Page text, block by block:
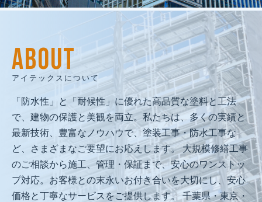
建物再生で
技術と品質で人と地域の未来を守る
「建物再生のプロフェッショナル」として、
社会に必要とされ続ける企業を目指します。
ABOUT
アイテックスについて
「防水性」と「耐候性」に優れた高品質な塗料と工法
で、建物の保護と美観を両立。私たちは、多くの実績と
最新技術、豊富なノウハウで、塗装工事・防水工事な
ど、さまざまなご要望にお応えします。 大規模修繕工事
のご相談から施工、管理・保証まで、安心のワンストッ
プ対応。お客様との末永いお付き合いを大切にし、安心
価格と丁寧なサービスをご提供します。 千葉県・東京・